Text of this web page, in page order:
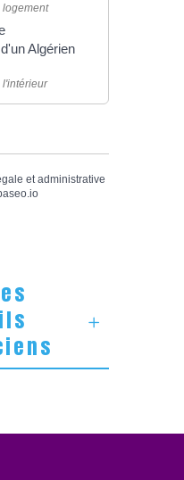
logement
Algérien
l'intérieur
et administrative